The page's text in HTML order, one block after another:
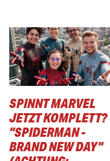
SPINNT MARVEL
JETZT KOMPLETT?
"SPIDERMAN -
BRAND NEW DAY"